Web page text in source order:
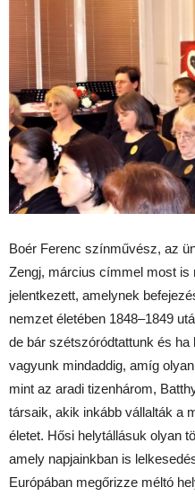
Boér Ferenc színművész, az
Zengj, március címmel most is
jelentkezett, amelynek
nemzet életében 1848–1849
de bár szétszóródtattunk és ha
vagyunk mindaddig, amíg
mint az aradi tizenhárom,
társaik, akik inkább vállalták a
életet. Hősi helytállásuk olyan
amely napjainkban is
Európában megőrizze méltó